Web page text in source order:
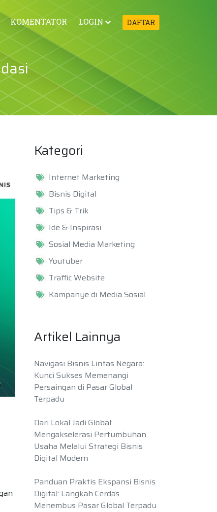
KOMENTATOR LOGIN DAFTAR
Kategori
Internet Marketing
Bisnis Digital
Tips & Trik
Ide & Inspirasi
Sosial Media Marketing
Youtuber
Traffic Website
Kampanye di Media Sosial
Artikel Lainnya
Navigasi Bisnis Lintas Negara:
Kunci Sukses Memenangi
Persaingan di Pasar Global
Terpadu
Dari Lokal Jadi Global:
Mengakselerasi Pertumbuhan
Usaha Melalui Strategi Bisnis
Digital Modern
Panduan Praktis Ekspansi Bisnis
Digital: Langkah Cerdas
Menembus Pasar Global Terpadu